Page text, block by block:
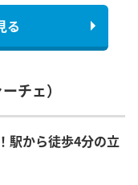
る
チェ）
駅から徒歩4分の立